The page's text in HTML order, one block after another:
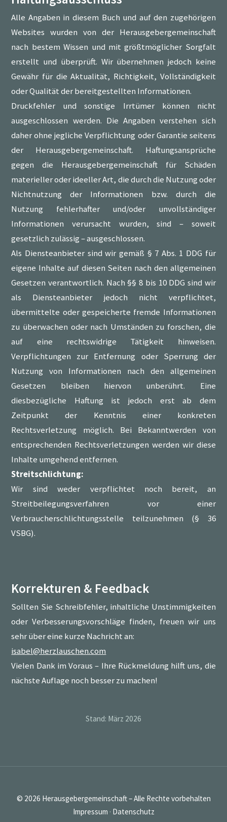
Alle Angaben in diesem Buch und auf den zugehörigen
Websites wurden von der Herausgebergemeinschaft
nach bestem Wissen und mit größtmöglicher Sorgfalt
erstellt und überprüft. Wir übernehmen jedoch keine
Gewähr für die Aktualität, Richtigkeit, Vollständigkeit
oder Qualität der bereitgestellten Informationen.
Druckfehler und sonstige Irrtümer können nicht
ausgeschlossen werden. Die Angaben verstehen sich
daher ohne jegliche Verpflichtung oder Garantie seitens
der Herausgebergemeinschaft. Haftungsansprüche
gegen die Herausgebergemeinschaft für Schäden
materieller oder ideeller Art, die durch die Nutzung oder
Nichtnutzung der Informationen bzw. durch die
Nutzung fehlerhafter und/oder unvollständiger
Informationen verursacht wurden, sind – soweit
gesetzlich zulässig – ausgeschlossen.
Als Diensteanbieter sind wir gemäß § 7 Abs. 1 DDG für
eigene Inhalte auf diesen Seiten nach den allgemeinen
Gesetzen verantwortlich. Nach §§ 8 bis 10 DDG sind wir
als Diensteanbieter jedoch nicht verpflichtet,
übermittelte oder gespeicherte fremde Informationen
zu überwachen oder nach Umständen zu forschen, die
auf eine rechtswidrige Tätigkeit hinweisen.
Verpflichtungen zur Entfernung oder Sperrung der
Nutzung von Informationen nach den allgemeinen
Gesetzen bleiben hiervon unberührt. Eine
diesbezügliche Haftung ist jedoch erst ab dem
Zeitpunkt der Kenntnis einer konkreten
Rechtsverletzung möglich. Bei Bekanntwerden von
entsprechenden Rechtsverletzungen werden wir diese
Inhalte umgehend entfernen.
Streitschlichtung:
Wir sind weder verpflichtet noch bereit, an
Streitbeilegungsverfahren vor einer
Verbraucherschlichtungsstelle teilzunehmen (§ 36
VSBG).
Korrekturen & Feedback
Sollten Sie Schreibfehler, inhaltliche Unstimmigkeiten
oder Verbesserungsvorschläge finden, freuen wir uns
sehr über eine kurze Nachricht an:
isabel@herzlauschen.com
Vielen Dank im Voraus – Ihre Rückmeldung hilft uns, die
nächste Auflage noch besser zu machen!
Stand: März 2026
© 2026 Herausgebergemeinschaft – Alle Rechte vorbehalten
Impressum · Datenschutz